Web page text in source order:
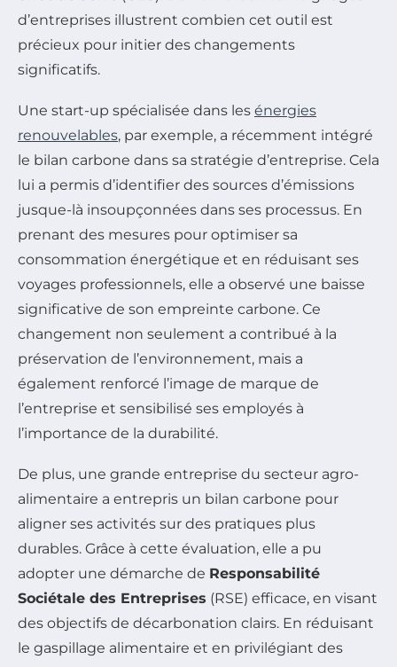
d’entreprises illustrent combien cet outil est
précieux pour initier des changements
significatifs.
Une start-up spécialisée dans les énergies
renouvelables, par exemple, a récemment intégré
le bilan carbone dans sa stratégie d’entreprise. Cela
lui a permis d’identifier des sources d’émissions
jusque-là insoupçonnées dans ses processus. En
prenant des mesures pour optimiser sa
consommation énergétique et en réduisant ses
voyages professionnels, elle a observé une baisse
significative de son empreinte carbone. Ce
changement non seulement a contribué à la
préservation de l’environnement, mais a
également renforcé l’image de marque de
l’entreprise et sensibilisé ses employés à
l’importance de la durabilité.
De plus, une grande entreprise du secteur agro-
alimentaire a entrepris un bilan carbone pour
aligner ses activités sur des pratiques plus
durables. Grâce à cette évaluation, elle a pu
adopter une démarche de Responsabilité
Sociétale des Entreprises (RSE) efficace, en visant
des objectifs de décarbonation clairs. En réduisant
le gaspillage alimentaire et en privilégiant des